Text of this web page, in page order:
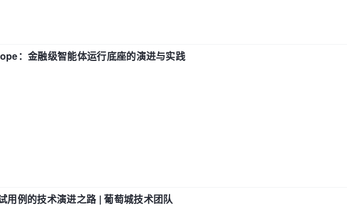
：金融级智能体运行底座的演进与实践
用例的技术演进之路 | 葡萄城技术团队